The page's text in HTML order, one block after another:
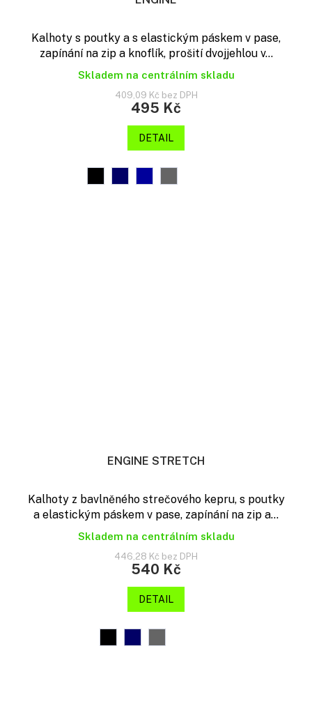
Kalhoty s poutky a s elastickým páskem v pase,
zapínání na zip a knoflík, prošití dvojjehlou v...
Skladem na centrálním skladu
409,09 Kč bez DPH
495 Kč
DETAIL
ENGINE STRETCH
Kalhoty z bavlněného strečového kepru, s poutky
a elastickým páskem v pase, zapínání na zip a...
Skladem na centrálním skladu
446,28 Kč bez DPH
540 Kč
DETAIL